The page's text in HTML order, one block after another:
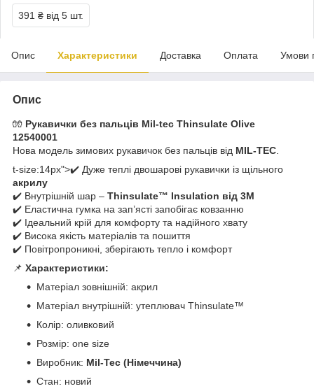
391 ₴ від 5 шт.
Опис Характеристики Доставка Оплата Умови
Опис
🧤 Рукавички без пальців Mil-tec Thinsulate Olive
12540001
Нова модель зимових рукавичок без пальців від MIL-TEC
t-size:14px">✔️ Дуже теплі двошарові рукавички із щільного
акрилу
✔️ Внутрішній шар – Thinsulate™ Insulation від 3M
✔️ Еластична гумка на зап’ясті запобігає ковзанню
✔️ Ідеальний крій для комфорту та надійного хвату
✔️ Висока якість матеріалів та пошиття
✔️ Повітропроникні, зберігають тепло і комфорт
📌 Характеристики:
Матеріал зовнішній: акрил
Матеріал внутрішній: утеплювач Thinsulate™
Колір: оливковий
Розмір: one size
Виробник: Mil-Tec (Німеччина)
Стан: новий